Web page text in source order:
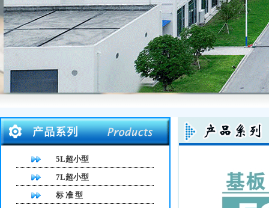
5L超小型
7L超小型
标 准 型